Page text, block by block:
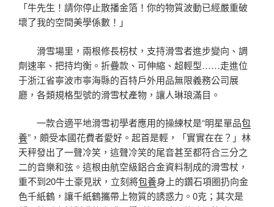
「牛先生！請你停止散播金箔！你的物質波動已經嚴重破
壞了我的空間美學係數！」
滑雪場里，兩根修長枴杖，支持滑雪者進步變向、調
劑速率、把持均衡。折疊款、可伸縮、超輕型……走進位
于浙江省寧波市寧海縣的百特戶外用品無限義務公司展
廳，各類規格型號的滑雪杖產物，讓人琳琅滿目。
一款合適平地滑雪初學者應用的操練杖是“明星單品包
養”，頗受本國花費者愛好。起首是輕，「實實在在？」林
天秤發出了一聲冷笑，這聲冷笑的尾音甚至都符合三分之
二的音樂和弦。這根由航空級鋁合金資料制成的滑雪杖，
重不到20牛土豪見狀，立刻將包養身上的鑽石項圈扔向金
色千紙鶴，讓千紙鶴攜帶上物質的誘惑力。0克；其次是